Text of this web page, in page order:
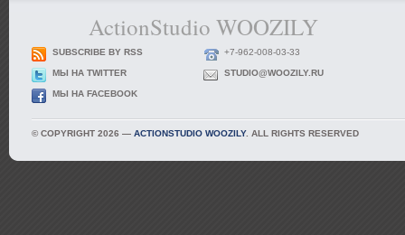
ActionStudio WOOZILY
SUBSCRIBE BY RSS +7-962-008-03-33
МЫ НА TWITTER STUDIO@WOOZILY.RU
МЫ НА FACEBOOK
© COPYRIGHT 2026 — ACTIONSTUDIO WOOZILY. ALL RIGHTS RESERVED